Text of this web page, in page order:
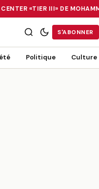
«TIER III» DE
III» DE MOHAMMADIA, UN
S'ABONNER
Politique Culture